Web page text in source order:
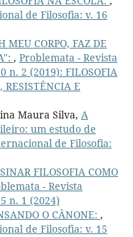
de Filosofia: v. 16
MEU CORPO, FAZ DE
, Problemata - Revista
n. 2 (2019): FILOSOFIA
RESISTÊNCIA E
Maura Silva, A
um estudo de
de Filosofia:
FILOSOFIA COMO
- Revista
n. 1 (2024)
O CÂNONE: ,
de Filosofia: v. 15